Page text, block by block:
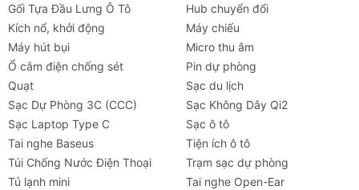
Gối Tựa Đầu Lưng Ô Tô
Hub chuyển đổi
Kích nổ, khởi động
Máy chiếu
Máy hút bụi
Micro thu âm
Ổ cắm điện chống sét
Pin dự phòng
Quạt
Sạc du lịch
Sạc Dự Phòng 3C (CCC)
Sạc Không Dây Qi2
Sạc Laptop Type C
Sạc ô tô
Tai nghe Baseus
Tiện ích ô tô
Túi Chống Nước Điện Thoại
Trạm sạc dự phòng
Tủ lạnh mini
Tai nghe Open-Ear